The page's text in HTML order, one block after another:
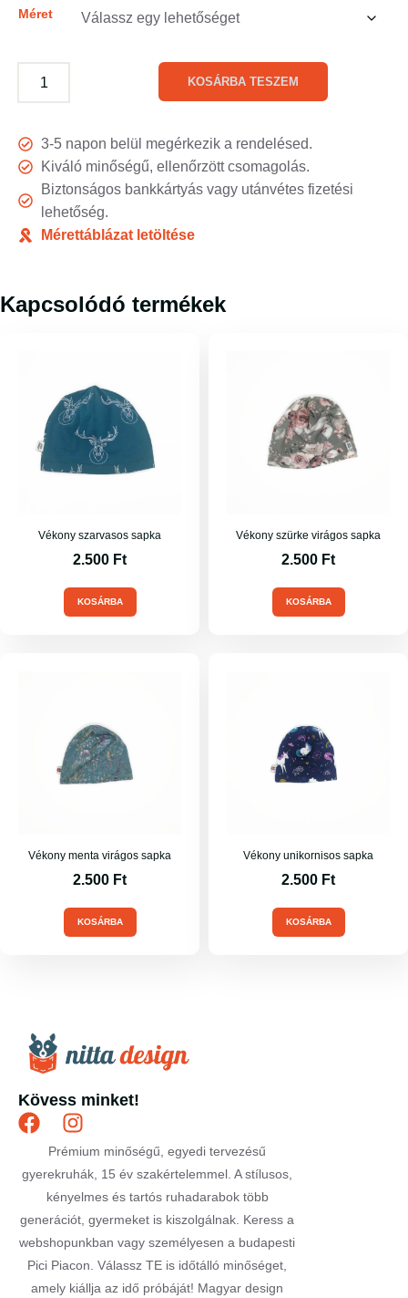
Méret
KOSÁRBA TESZEM
3-5 napon belül megérkezik a rendelésed.
Kiváló minőségű, ellenőrzött csomagolás.
Biztonságos bankkártyás vagy utánvétes fizetési
lehetőség.
Mérettáblázat letöltése
Kapcsolódó termékek
Vékony szarvasos sapka
2.500 Ft
KOSÁRBA
Vékony szürke virágos sapka
2.500 Ft
KOSÁRBA
Vékony menta virágos sapka
2.500 Ft
KOSÁRBA
Vékony unikornisos sapka
2.500 Ft
KOSÁRBA
Kövess minket!
Prémium minőségű, egyedi tervezésű
gyerekruhák, 15 év szakértelemmel. A stílusos,
kényelmes és tartós ruhadarabok több
generációt, gyermeket is kiszolgálnak. Keress a
webshopunkban vagy személyesen a budapesti
Pici Piacon. Válassz TE is időtálló minőséget,
amely kiállja az idő próbáját! Magyar design